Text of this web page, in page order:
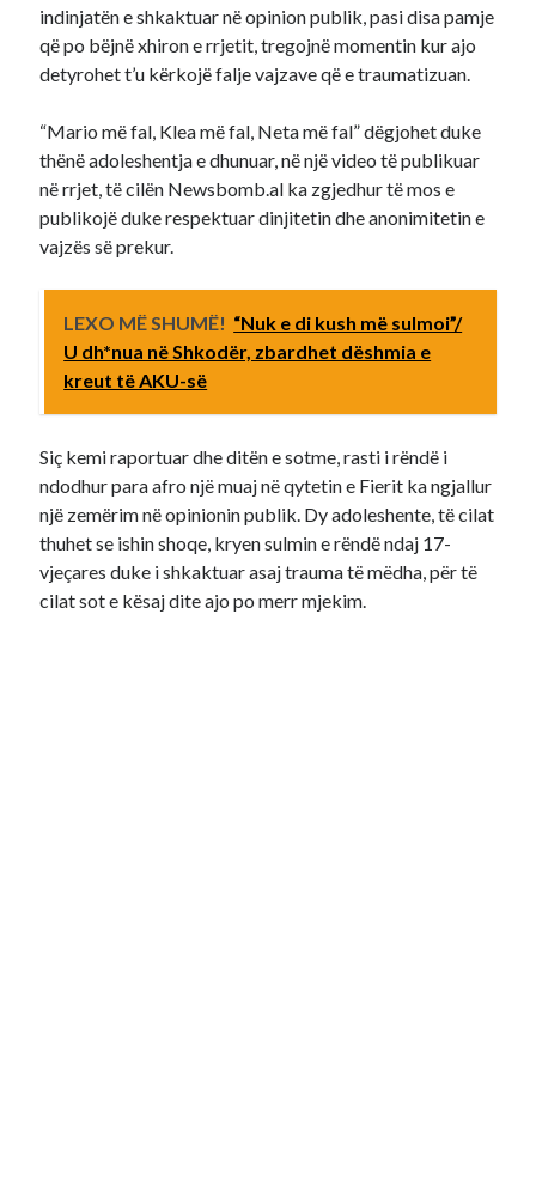
indinjatën e shkaktuar në opinion publik, pasi disa pamje
që po bëjnë xhiron e rrjetit, tregojnë momentin kur ajo
detyrohet t’u kërkojë falje vajzave që e traumatizuan.
“Mario më fal, Klea më fal, Neta më fal” dëgjohet duke
thënë adoleshentja e dhunuar, në një video të publikuar
në rrjet, të cilën Newsbomb.al ka zgjedhur të mos e
publikojë duke respektuar dinjitetin dhe anonimitetin e
vajzës së prekur.
LEXO MË SHUMË! “Nuk e di kush më sulmoi”/
U dh*nua në Shkodër, zbardhet dëshmia e
kreut të AKU-së
Siç kemi raportuar dhe ditën e sotme, rasti i rëndë i
ndodhur para afro një muaj në qytetin e Fierit ka ngjallur
një zemërim në opinionin publik. Dy adoleshente, të cilat
thuhet se ishin shoqe, kryen sulmin e rëndë ndaj 17-
vjeçares duke i shkaktuar asaj trauma të mëdha, për të
cilat sot e kësaj dite ajo po merr mjekim.